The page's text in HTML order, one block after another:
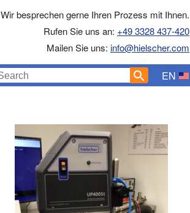
Wir besprechen gerne Ihren Prozess mit Ihnen.
Rufen Sie uns an: +49 3328 437-420
Mailen Sie uns: info@hielscher.com
EN